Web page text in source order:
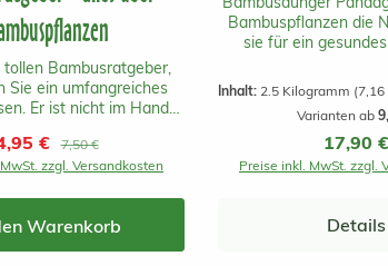
Bambusratgeber,
Sie ein umfangreiches
Er ist nicht im Handel
Wissen
und Höhe
im Winter Bambus
Kurzer Niedriger
€ Regulärer Preis:
7,50 €
zzgl. Versandkosten
Warenkorb
Bambuspflanzen die
sie für ein
von Bambuspflanzen
Durch Düngung
eine bessere
ein maximales
Bambuspflanzen
wichtige Silizium in
Inhalt: 2.5 Kilogramm
Varianten ab
17,90 €
Preise inkl. MwSt. zzgl.
Details